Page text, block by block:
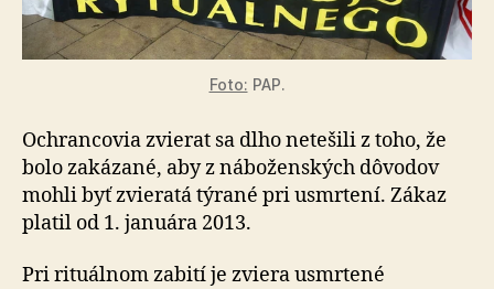
Foto: PAP.
Ochrancovia zvierat sa dlho netešili z toho, že
bolo zakázané, aby z náboženských dôvodov
mohli byť zvieratá týrané pri usmrtení. Zákaz
platil od 1. januára 2013.
Pri rituálnom zabití je zviera usmrtené